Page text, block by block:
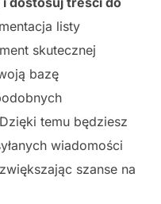
listy
skutecznej
bazę
temu będziesz
wiadomości
szanse na